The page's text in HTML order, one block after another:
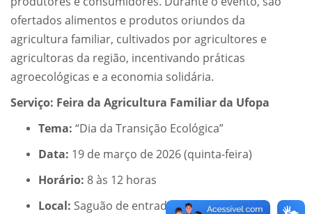
ofertados alimentos e produtos oriundos da
agricultura familiar, cultivados por agricultores e
agricultoras da região, incentivando práticas
agroecológicas e a economia solidária.
Serviço: Feira da Agricultura Familiar da Ufopa
Tema: “Dia da Transição Ecológica”
Data: 19 de março de 2026 (quinta-feira)
Horário: 8 às 12 horas
Local: Saguão de entrada do Bloco Modular